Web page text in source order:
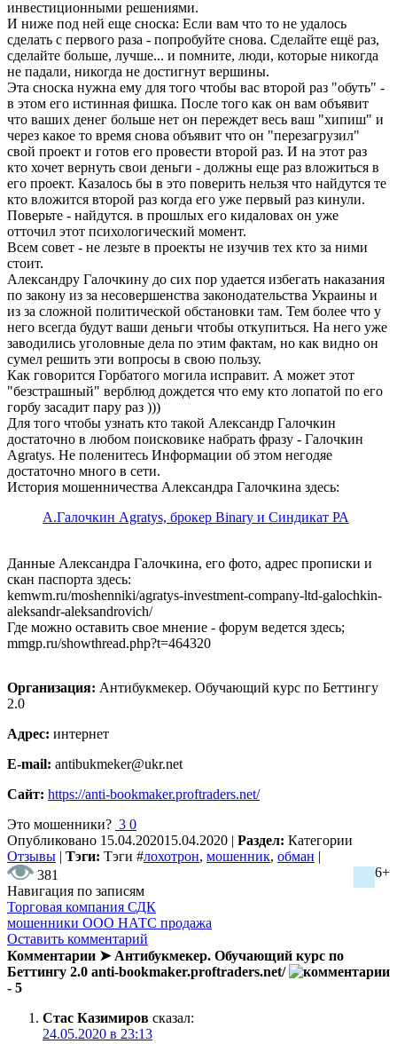
инвестиционными решениями.
И ниже под ней еще сноска: Если вам что то не удалось
сделать с первого раза - попробуйте снова. Сделайте ещё раз,
сделайте больше, лучше... и помните, люди, которые никогда
не падали, никогда не достигнут вершины.
Эта сноска нужна ему для того чтобы вас второй раз "обуть" -
в этом его истинная фишка. После того как он вам объявит
что ваших денег больше нет он переждет весь ваш "хипиш" и
через какое то время снова объявит что он "перезагрузил"
свой проект и готов его провести второй раз. И на этот раз
кто хочет вернуть свои деньги - должны еще раз вложиться в
его проект. Казалось бы в это поверить нельзя что найдутся те
кто вложится второй раз когда его уже первый раз кинули.
Поверьте - найдутся. в прошлых его кидаловах он уже
отточил этот психологический момент.
Всем совет - не лезьте в проекты не изучив тех кто за ними
стоит.
Александру Галочкину до сих пор удается избегать наказания
по закону из за несовершенства законодательства Украины и
из за сложной политической обстановки там. Тем более что у
него всегда будут ваши деньги чтобы откупиться. На него уже
заводились уголовные дела по этим фактам, но как видно он
сумел решить эти вопросы в свою пользу.
Как говорится Горбатого могила исправит. А может этот
"безстрашный" верблюд дождется что ему кто лопатой по его
горбу засадит пару раз )))
Для того чтобы узнать кто такой Александр Галочкин
достаточно в любом поисковике набрать фразу - Галочкин
Agratys. Не поленитесь Информации об этом негодяе
достаточно много в сети.
История мошенничества Александра Галочкина здесь:
А.Галочкин Agratys, брокер Binary и Синдикат РА
Данные Александра Галочкина, его фото, адрес прописки и
скан паспорта здесь:
kemwm.ru/moshenniki/agratys-investment-company-ltd-galochkin-
aleksandr-aleksandrovich/
Где можно оставить свое мнение - форум ведется здесь;
mmgp.ru/showthread.php?t=464320
Организация: Антибукмекер. Обучающий курс по Беттингу
2.0
Адрес: интернет
E-mail: antibukmeker@ukr.net
Сайт: https://anti-bookmaker.proftraders.net/
Это мошенники? 3 0
Опубликовано 15.04.202015.04.2020 | Раздел: Категории
Отзывы | Тэги: Тэги #лохотрон, мошенник, обман |
381
6+
Навигация по записям
Торговая компания СДК
мошенники ООО НАТС продажа
Оставить комментарий
Комментарии ➤ Антибукмекер. Обучающий курс по
Беттингу 2.0 anti-bookmaker.proftraders.net/
- 5
Стас Казимиров сказал:
24.05.2020 в 23:13